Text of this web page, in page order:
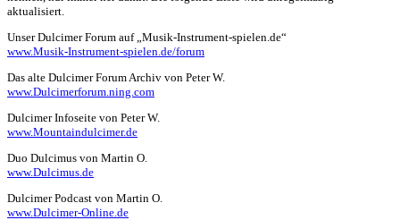
aktualisiert.
Unser Dulcimer Forum auf „Musik-Instrument-spielen.de“
www.Musik-Instrument-spielen.de/forum
Das alte Dulcimer Forum Archiv von Peter W.
www.Dulcimerforum.ning.com
Dulcimer Infoseite von Peter W.
www.Mountaindulcimer.de
Duo Dulcimus von Martin O.
www.Dulcimus.de
Dulcimer Podcast von Martin O.
www.Dulcimer-Online.de